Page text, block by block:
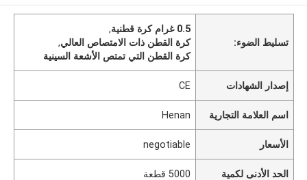
تسليط الضوء:
0.5 غرام كرة قطنية
,
كرة القطن ذات الامتصاص العالي,
كرة القطن التي تمتص الأشعة السينية
إصدار الشهادات CE
اسم العلامة التجارية Henan
الأسعار negotiable
الحد الأدنى لكمية 5000 قطعة